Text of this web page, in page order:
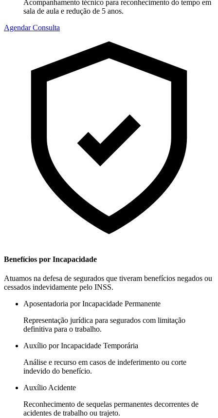
Acompanhamento técnico para reconhecimento do tempo em
sala de aula e redução de 5 anos.
Agendar Consulta
Benefícios por Incapacidade
Atuamos na defesa de segurados que tiveram benefícios negados ou
cessados indevidamente pelo INSS.
Aposentadoria por Incapacidade Permanente
Representação jurídica para segurados com limitação
definitiva para o trabalho.
Auxílio por Incapacidade Temporária
Análise e recurso em casos de indeferimento ou corte
indevido do benefício.
Auxílio Acidente
Reconhecimento de sequelas permanentes decorrentes de
acidentes de trabalho ou trajeto.